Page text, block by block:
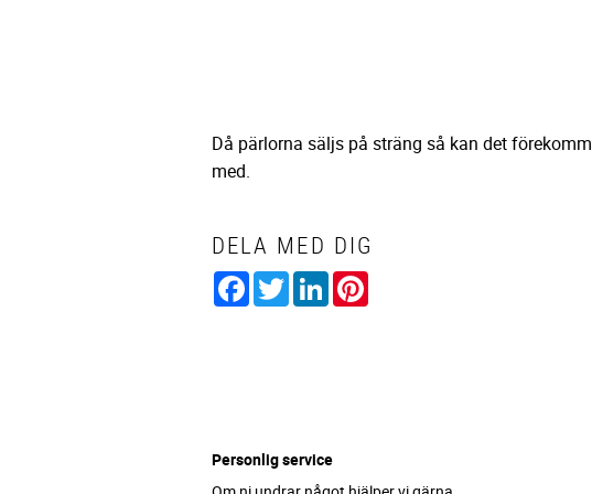
Då pärlorna säljs på sträng så kan det
med.
DELA MED DIG
Facebook
TwitterLinkedIn
Personlig service